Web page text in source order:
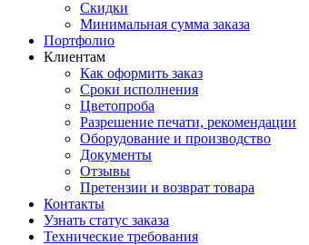
Скидки
Минимальная сумма заказа
Портфолио
Клиентам
Как оформить заказ
Сроки исполнения
Цветопроба
Разрешение печати, рекомендации
Оборудование и производство
Документы
Отзывы
Претензии и возврат товара
Контакты
Узнать статус заказа
Технические требования